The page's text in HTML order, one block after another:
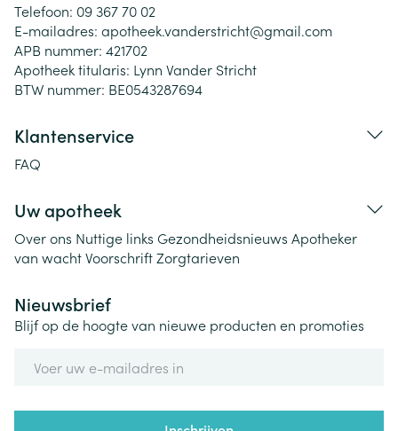
Telefoon: 09 367 70 02
E-mailadres: apotheek.vanderstricht@gmail.com
APB nummer: 421702
Apotheek titularis: Lynn Vander Stricht
BTW nummer: BE0543287694
Klantenservice
FAQ
Uw apotheek
Over ons Nuttige links Gezondheidsnieuws Apotheker
van wachtVoorschriftZorgtarieven
Nieuwsbrief
Blijf op de hoogte van nieuwe producten en promoties